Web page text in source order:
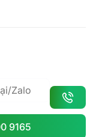
9165